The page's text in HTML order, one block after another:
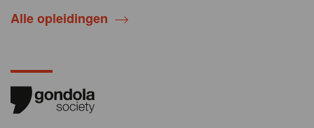
Alle opleidingen